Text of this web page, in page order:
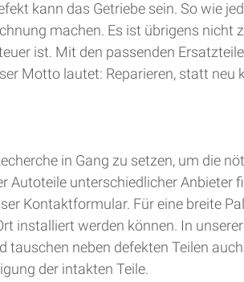
kann das Getriebe sein. So wie
machen. Es ist übrigens
ist. Mit den passenden
Motto lautet: Reparieren, statt
in Gang zu setzen, um die
Autoteile unterschiedlicher
Kontaktformular. Für eine breite
installiert werden können. In
tauschen neben defekten Teilen
der intakten Teile.